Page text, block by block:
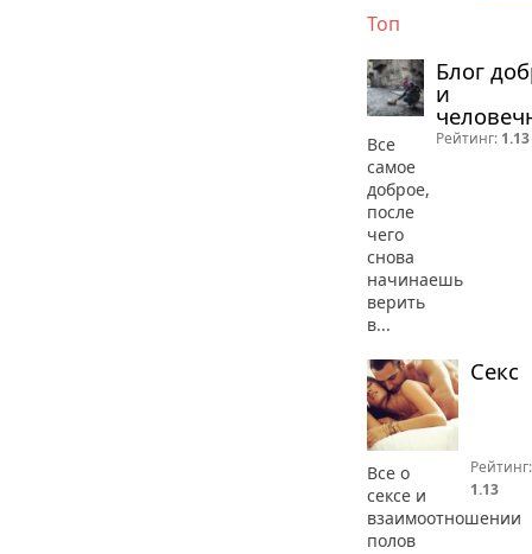
Топ
Блог
и
Все
самое
доброе,
после
чего
снова
начинаешь
верить
в...
Рейтинг: 1.13
Секс
Все о
сексе и
взаимоотношении
полов
Рейтинг:
1.13